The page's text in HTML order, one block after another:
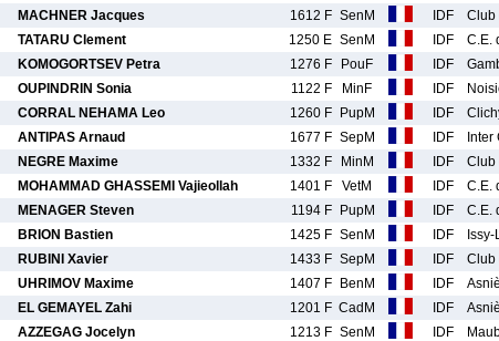
MACHNER Jacques 1612 F SenM IDF Club
TATARU Clement 1250 E SenM IDF C.E.
KOMOGORTSEV Petra 1276 F PouF IDF
OUPINDRIN Sonia 1122 F MinF IDF
CORRAL NEHAMA Leo 1260 F PupM IDF
ANTIPAS Arnaud 1677 F SepM IDF Inter
NEGRE Maxime 1332 F MinM IDF Club
MOHAMMAD GHASSEMI Vajieollah 1401 F VetM IDF C.E.
MENAGER Steven 1194 F PupM IDF C.E.
BRION Bastien 1425 F SenM IDF
RUBINI Xavier 1433 F SepM IDF Club
UHRIMOV Maxime 1407 F BenM IDF
EL GEMAYEL Zahi 1201 F CadM IDF
AZZEGAG Jocelyn 1213 F SenM IDF